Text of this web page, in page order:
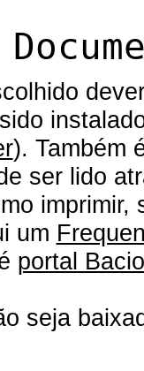
). Também
ser lido
um
portal
seja